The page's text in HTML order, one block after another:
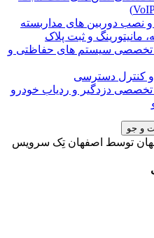
مانیتورینگ و ثبت پلاک
کنترل دسترسی
و جو